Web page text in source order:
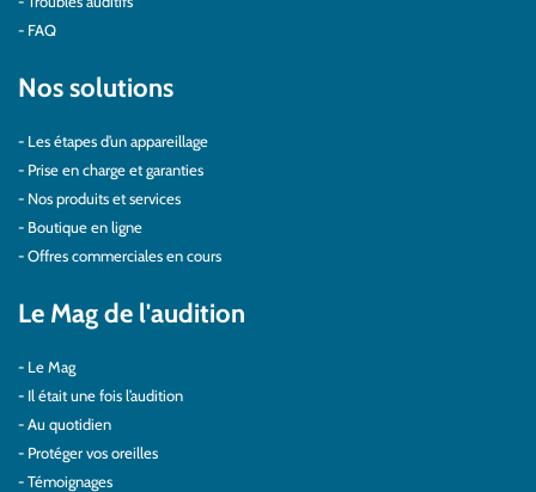
FAQ
Nos solutions
Les étapes d’un appareillage
Prise en charge et garanties
Nos produits et services
Boutique en ligne
Offres commerciales en cours
Le Mag de l'audition
Le Mag
Il était une fois l’audition
Au quotidien
Protéger vos oreilles
Témoignages